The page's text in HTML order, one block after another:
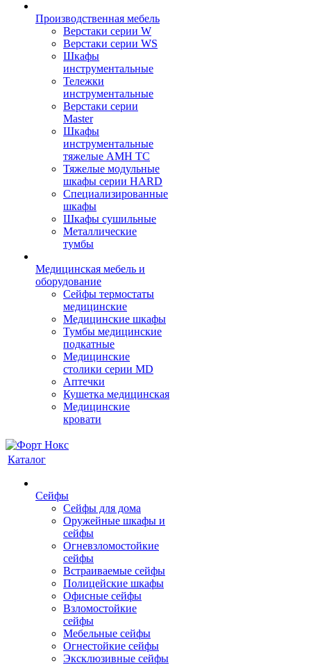
Производственная мебель
Верстаки серии W
Верстаки серии WS
Шкафы
инструментальные
Тележки
инструментальные
Верстаки серии
Master
Шкафы
инструментальные
тяжелые AMH TC
Тяжелые модульные
шкафы серии HARD
Cпециализированные
шкафы
Шкафы сушильные
Металлические
тумбы
Медицинская мебель и
оборудование
Сейфы термостаты
медицинские
Медицинские шкафы
Тумбы медицинские
подкатные
Медицинские
столики серии MD
Аптечки
Кушетка медицинская
Медицинские
кровати
Каталог
Сейфы
Сейфы для дома
Оружейные шкафы и
сейфы
Огневзломостойкие
сейфы
Встраиваемые сейфы
Полицейские шкафы
Офисные сейфы
Взломостойкие
сейфы
Мебельные сейфы
Огнестойкие сейфы
Эксклюзивные сейфы